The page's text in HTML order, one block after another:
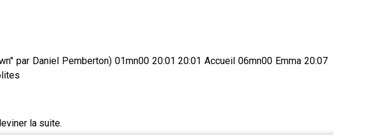
par Daniel Pemberton) 01mn00 20:01 20:01 Accueil 06mn00 Emma 20:07
la suite.